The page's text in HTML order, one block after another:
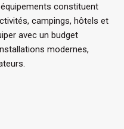
constituent
campings, hôtels et
avec un budget
modernes,